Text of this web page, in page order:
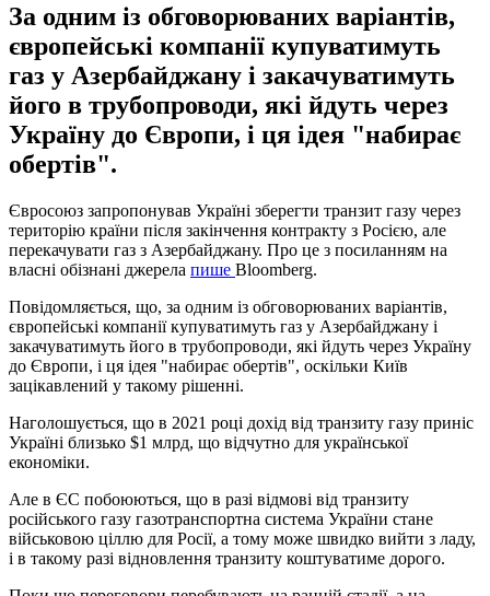
За одним із обговорюваних варіантів,
європейські компанії купуватимуть
газ у Азербайджану і закачуватимуть
його в трубопроводи, які йдуть через
Україну до Європи, і ця ідея "набирає
обертів".
Євросоюз запропонував Україні зберегти транзит газу через
територію країни після закінчення контракту з Росією, але
перекачувати газ з Азербайджану. Про це з посиланням на
власні обізнані джерела пише Bloomberg.
Повідомляється, що, за одним із обговорюваних варіантів,
європейські компанії купуватимуть газ у Азербайджану і
закачуватимуть його в трубопроводи, які йдуть через Україну
до Європи, і ця ідея "набирає обертів", оскільки Київ
зацікавлений у такому рішенні.
Наголошується, що в 2021 році дохід від транзиту газу приніс
Україні близько $1 млрд, що відчутно для української
економіки.
Але в ЄС побоюються, що в разі відмові від транзиту
російського газу газотранспортна система України стане
військовою ціллю для Росії, а тому може швидко вийти з ладу,
і в такому разі відновлення транзиту коштуватиме дорого.